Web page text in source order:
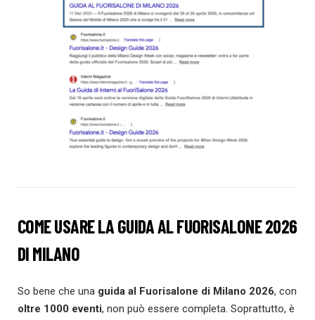
COME USARE LA GUIDA AL FUORISALONE 2026
DI MILANO
So bene che una guida al Fuorisalone di Milano 2026, con
oltre 1000 eventi, non può essere completa. Soprattutto, è